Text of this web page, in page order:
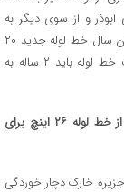
و از سوی دیگر به
تأسیسات در جزیره خارک صورت می‌گیرد و امیدواریم تا پایان سال خط لوله جدید ۲۰
اینچ را به مدار تولید بیاوریم. این در حالی است که ساخت خط لوله باید ۲ ساله به
بعد از بهره‌برداری از خط لوله جدید، امکان استفاده دوباره از خط لوله ۲۶ اینچ برای
در ۲۰ کیلومتر نزدیک جزیره خارک دچار خوردگی